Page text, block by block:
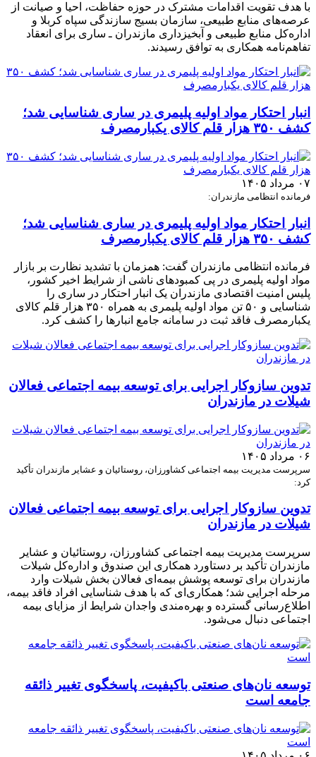
با هدف تقویت اقدامات مشترک در حوزه حفاظت، احیا و صیانت از
عرصه‌های منابع طبیعی، سازمان بسیج سازندگی سپاه کربلا و
اداره‌کل منابع طبیعی و آبخیزداری مازندران ـ ساری برای انعقاد
تفاهم‌نامه همکاری به توافق رسیدند.
انبار احتکار مواد اولیه پلیمری در ساری شناسایی شد؛
کشف ۳۵۰ هزار قلم کالای یکبارمصرف
۰۷ مرداد ۱۴۰۵
فرمانده انتظامی مازندران:
انبار احتکار مواد اولیه پلیمری در ساری شناسایی شد؛
کشف ۳۵۰ هزار قلم کالای یکبارمصرف
فرمانده انتظامی مازندران گفت: همزمان با تشدید نظارت بر بازار
مواد اولیه پلیمری در پی کمبودهای ناشی از شرایط اخیر کشور،
پلیس امنیت اقتصادی مازندران یک انبار احتکار در ساری را
شناسایی و ۵۰ تن مواد اولیه پلیمری به همراه ۳۵۰ هزار قلم کالای
یکبارمصرف فاقد ثبت در سامانه جامع انبارها را کشف کرد.
تدوین سازوکار اجرایی برای توسعه بیمه اجتماعی فعالان
شیلات در مازندران
۰۶ مرداد ۱۴۰۵
سرپرست مدیریت بیمه اجتماعی کشاورزان، روستائیان و عشایر مازندران تأکید
کرد:
تدوین سازوکار اجرایی برای توسعه بیمه اجتماعی فعالان
شیلات در مازندران
سرپرست مدیریت بیمه اجتماعی کشاورزان، روستائیان و عشایر
مازندران تأکید بر دستاورد همکاری این صندوق و اداره‌کل شیلات
مازندران برای توسعه پوشش بیمه‌ای فعالان بخش شیلات وارد
مرحله اجرایی شد؛ همکاری‌ای که با هدف شناسایی افراد فاقد بیمه،
اطلاع‌رسانی گسترده و بهره‌مندی واجدان شرایط از مزایای بیمه
اجتماعی دنبال می‌شود.
توسعه نان‌های صنعتی باکیفیت، پاسخگوی تغییر ذائقه
جامعه است